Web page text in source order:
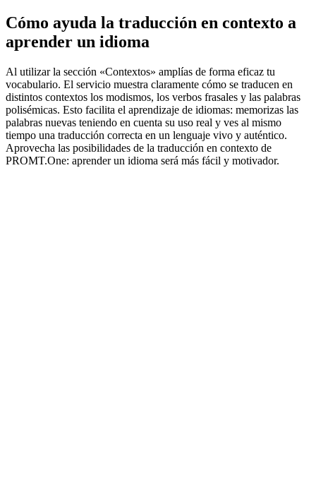
Cómo ayuda la traducción en contexto a
aprender un idioma
Al utilizar la sección «Contextos» amplías de forma eficaz tu
vocabulario. El servicio muestra claramente cómo se traducen en
distintos contextos los modismos, los verbos frasales y las palabras
polisémicas. Esto facilita el aprendizaje de idiomas: memorizas las
palabras nuevas teniendo en cuenta su uso real y ves al mismo
tiempo una traducción correcta en un lenguaje vivo y auténtico.
Aprovecha las posibilidades de la traducción en contexto de
PROMT.One: aprender un idioma será más fácil y motivador.